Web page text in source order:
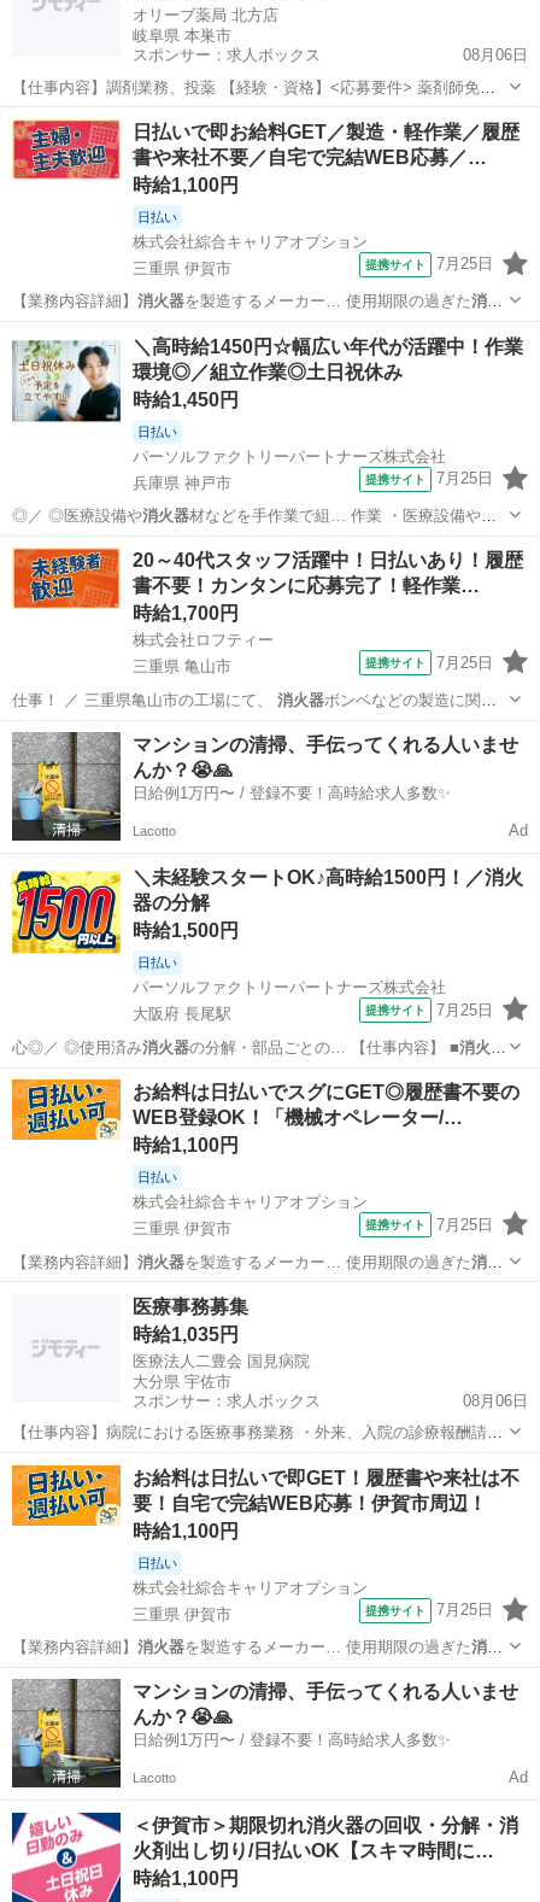
オリーブ薬局 北方店
岐阜県 本巣市
スポンサー：求人ボックス
08月06日
【仕事内容】調剤業務、投薬 【経験・資格】<応募要件> 薬剤師免許
【給与】時給 2,000円 〜 2,400円 【求人番号】842192 【勤務地】岐阜
県本巣郡北方町若宮1丁目11 【市区町村】本巣郡北方町 【都道府県】
岐阜県...
アルバイト・パート
日払いで即お給料GET／製造・軽作業／履歴
書や来社不要／自宅で完結WEB応募／…
時給1,100円
日払い
株式会社綜合キャリアオプション
三重県 伊賀市
提携サイト 7月25日
【業務内容詳細】 消火器 を製造するメーカー… 使用期限の過ぎた消火
器を回収し、 分解と… 報】使用期限切れの消火器 日払いやその他…
工場
＼高時給1450円☆幅広い年代が活躍中！作業
環境◎／組立作業◎土日祝休み
時給1,450円
日払い
パーソルファクトリーパートナーズ株式会社
兵庫県 神戸市
提携サイト 7月25日
◎／ ◎医療設備や消火器材などを手作業で組… 作業 ・医療設備や消
火器材などの部品を手作…
兵庫 神戸市
20～40代スタッフ活躍中！日払いあり！履歴
書不要！カンタンに応募完了！軽作業…
時給1,700円
株式会社ロフティー
三重県 亀山市
提携サイト 7月25日
仕事！ ／ 三重県亀山市の工場にて、 消火器ボンベなどの製造に関わ
るオペレーター業…
三重 亀山市
マンションの清掃、手伝ってくれる人いませ
んか？😭🙏
日給例1万円〜 / 登録不要！高時給求人多数✨
Lacotto Ad
＼未経験スタートOK♪高時給1500円！／消火
器の分解
時給1,500円
日払い
パーソルファクトリーパートナーズ株式会社
大阪府 長尾駅
提携サイト 7月25日
心◎／ ◎使用済み消火器 の分解・部品ごとの… 【仕事内容】 ■消火器
の分解業務 ・使用… 済み消火器を分解し、部品を取…
大阪 枚方市 長尾駅 仕分け
お給料は日払いでスグにGET◎履歴書不要の
WEB登録OK！「機械オペレーター/…
時給1,100円
日払い
株式会社綜合キャリアオプション
三重県 伊賀市
提携サイト 7月25日
【業務内容詳細】 消火器 を製造するメーカー… 使用期限の過ぎた消火
器を回収し、 分解と… 報】使用期限切れの消火器 日払いやその他…
伊賀市 工場
医療事務募集
時給1,035円
医療法人二豊会 国見病院
大分県 宇佐市
スポンサー：求人ボックス
08月06日
【仕事内容】病院における医療事務業務 ・外来、入院の診療報酬請求
業務 ・病院の受付事務 ・会計事務等 業務の変更なし 雇用期間の定め
あり1年(原則更新/雇用上限なし) 転勤の可能性なし 【経験・資格】<応
募要件> 無資格可 パソコ...
アルバイト・パート
お給料は日払いで即GET！履歴書や来社は不
要！自宅で完結WEB応募！伊賀市周辺！
時給1,100円
日払い
株式会社綜合キャリアオプション
三重県 伊賀市
提携サイト 7月25日
【業務内容詳細】 消火器 を製造するメーカー… 使用期限の過ぎた消火
器を回収し、 分解と… 報】使用期限切れの消火器 日払いやその他…
三重 伊賀市 工場
マンションの清掃、手伝ってくれる人いませ
んか？😭🙏
日給例1万円〜 / 登録不要！高時給求人多数✨
Lacotto Ad
＜伊賀市＞期限切れ消火器の回収・分解・消
火剤出し切り/日払いOK【スキマ時間に…
時給1,100円